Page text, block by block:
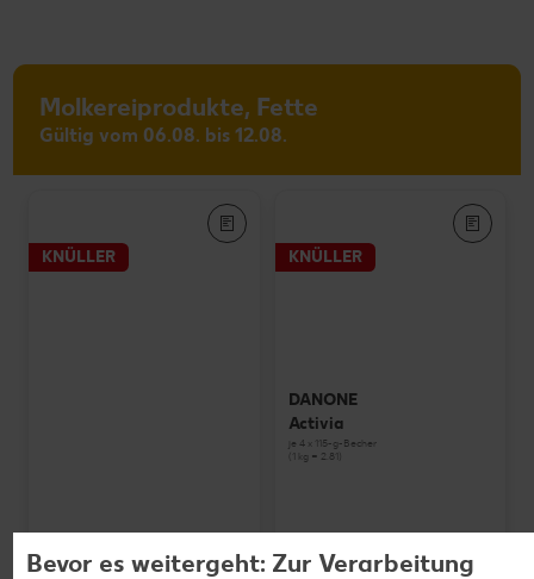
Molkereiprodukte, Fette
Gültig vom 06.08. bis 12.08.
KNÜLLER KNÜLLER
DANONE
Activia
je 4 x 115-g-Becher
(1 kg = 2.81)
Bevor es weitergeht: Zur Verarbeitung